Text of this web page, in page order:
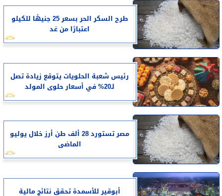
طرح السكر الحر بسعر 25 جنيهًا للكيلو
اعتبارًا من غد
رئيس شعبة الحلويات يتوقع زيادة تصل
لـ20% في أسعار حلوى المولد
مصر تستورد 28 ألف طن أرز خلال يوليو
الماضى
أبوقير للأسمدة تحقق نتائج مالية